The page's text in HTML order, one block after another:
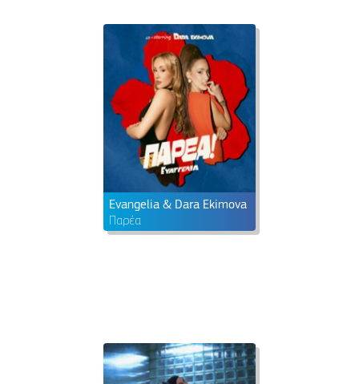
Evangelia & Dara Ekimova
Παρέα